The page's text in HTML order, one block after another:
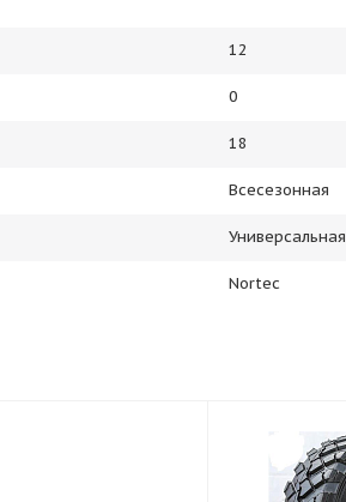
12
0
18
Всесезонная
Универсальная
Nortec